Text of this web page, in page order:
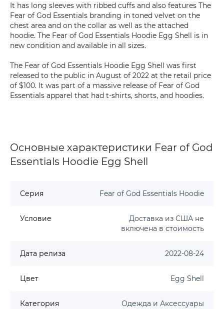
It has long sleeves with ribbed cuffs and also features The
Fear of God Essentials branding in toned velvet on the
chest area and on the collar as well as the attached
hoodie. The Fear of God Essentials Hoodie Egg Shell is in
new condition and available in all sizes.
The Fear of God Essentials Hoodie Egg Shell was first
released to the public in August of 2022 at the retail price
of $100. It was part of a massive release of Fear of God
Essentials apparel that had t-shirts, shorts, and hoodies.
Основные характеристики Fear of God
Essentials Hoodie Egg Shell
Серия Fear of God Essentials Hoodie
Условие
Доставка из США не
включена в стоимость
Дата релиза 2022-08-24
Цвет Egg Shell
Категория Одежда и Аксессуары